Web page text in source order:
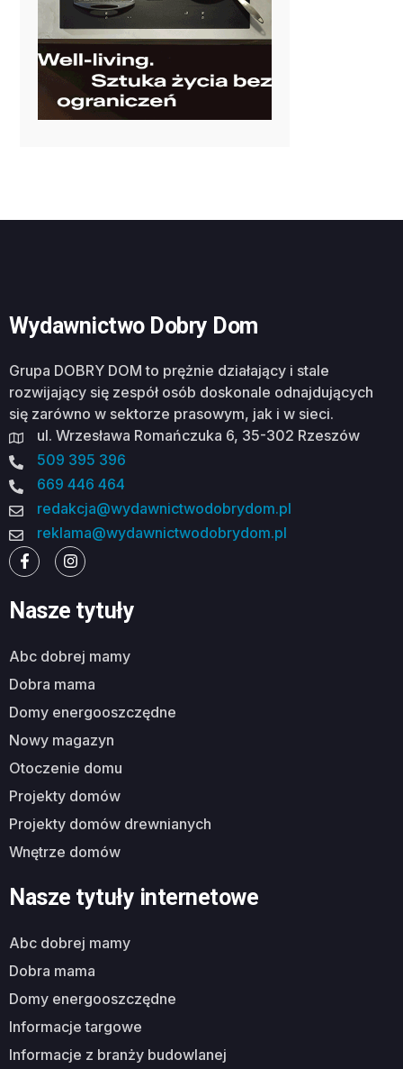
Wydawnictwo Dobry Dom
Grupa DOBRY DOM to prężnie działający i stale
rozwijający się zespół osób doskonale odnajdujących
się zarówno w sektorze prasowym, jak i w sieci.
ul. Wrzesława Romańczuka 6, 35-302 Rzeszów
509 395 396
669 446 464
redakcja@wydawnictwodobrydom.pl
reklama@wydawnictwodobrydom.pl
Nasze tytuły
abc dobrej mamy
dobra mama
domy energooszczędne
nowy magazyn
otoczenie domu
projekty domów
projekty domów drewnianych
wnętrze domów
Nasze tytuły internetowe
abc dobrej mamy
dobra mama
domy energooszczędne
informacje targowe
informacje z branży budowlanej